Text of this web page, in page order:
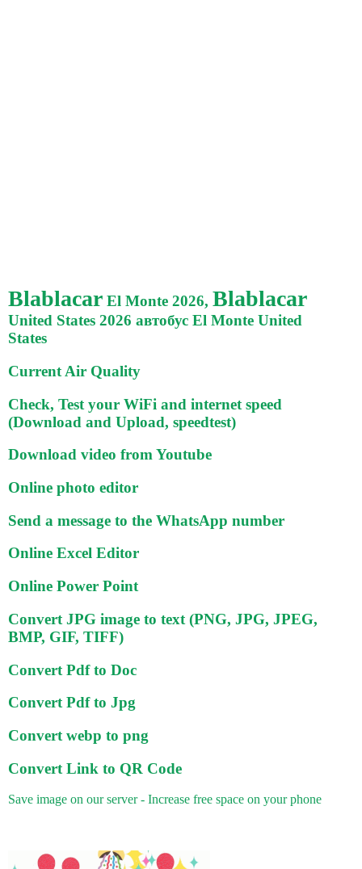
Blablacar El Monte 2026, Blablacar
United States 2026 автобус El Monte United
States
Current Air Quality
Check, Test your WiFi and internet speed
(Download and Upload, speedtest)
Download video from Youtube
Online photo editor
Send a message to the WhatsApp number
Online Excel Editor
Online Power Point
Convert JPG image to text (PNG, JPG, JPEG,
BMP, GIF, TIFF)
Convert Pdf to Doc
Convert Pdf to Jpg
Convert webp to png
Convert Link to QR Code
Save image on our server - Increase free space on your phone